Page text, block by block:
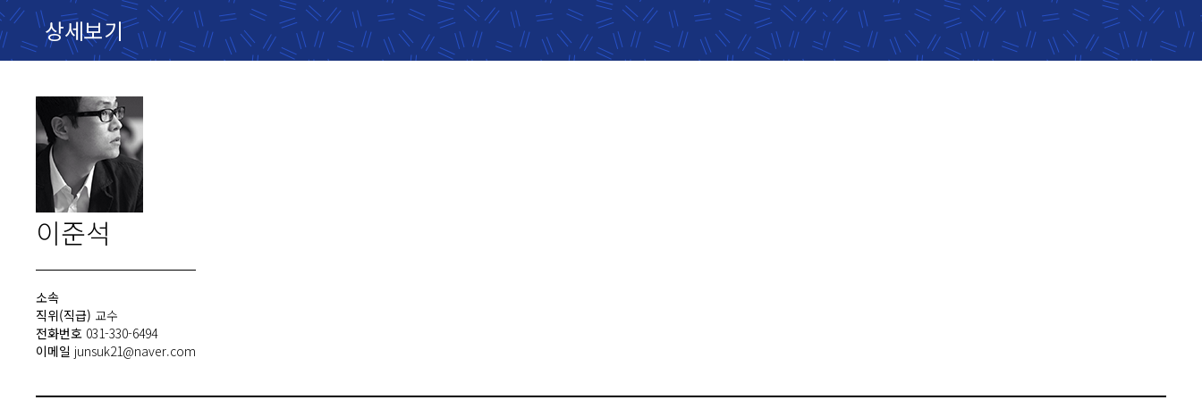
상세보기
이준석
소속
직위(직급) 교수
전화번호 031-330-6494
이메일 junsuk21@naver.com